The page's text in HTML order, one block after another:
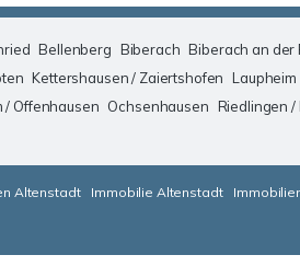
Bellenberg Biberach Biberach an der
Kettershausen / Zaiertshofen Laupheim
/ Offenhausen Ochsenhausen Riedlingen /
Altenstadt Immobilie Altenstadt